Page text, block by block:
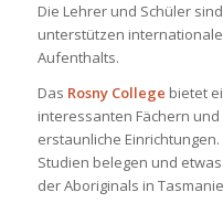
Die Lehrer und Schüler
unterstützen
Aufenthalts.
Das Rosny College bietet
interessanten Fächern
erstaunliche
Studien belegen und
der Aboriginals in